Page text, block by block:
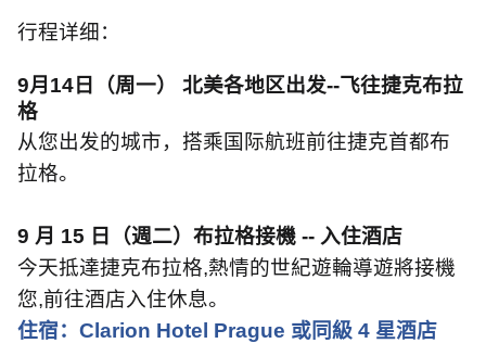
行程详细：
9月 14 日（周一） 北美各地区出发--飞往捷克布拉
格
从您出发的城市，搭乘国际航班前往捷克首都布
拉格。
9 月 15 日（週二）布拉格接機 -- 入住酒店
今天抵達捷克布拉格,熱情的世紀遊輪導遊將接機
您,前往酒店入住休息。
住宿： Clarion Hotel Prague 或同級 4 星酒店